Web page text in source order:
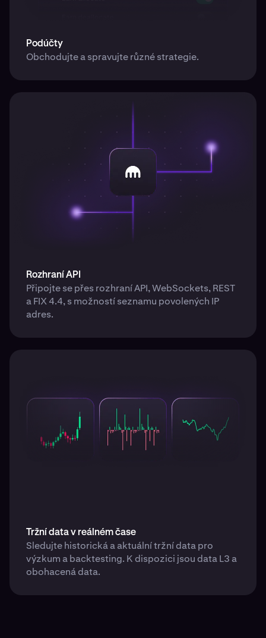
Podúčty
Obchodujte a spravujte různé strategie.
Rozhraní API
Připojte se přes rozhraní API, WebSockets, REST
a FIX 4.4, s možností seznamu povolených IP
adres.
Tržní data v reálném čase
Sledujte historická a aktuální tržní data pro
výzkum a backtesting. K dispozici jsou data L3 a
obohacená data.